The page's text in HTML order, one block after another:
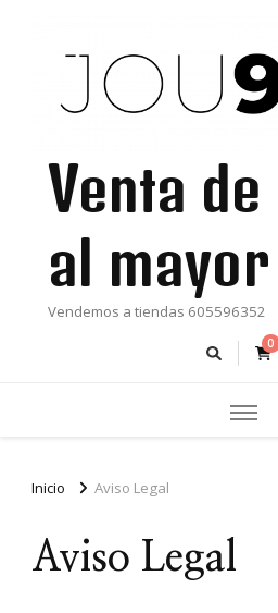
Venta
al mayor
Vendemos a tiendas 605596352
0
Inicio Aviso Legal
Aviso Legal